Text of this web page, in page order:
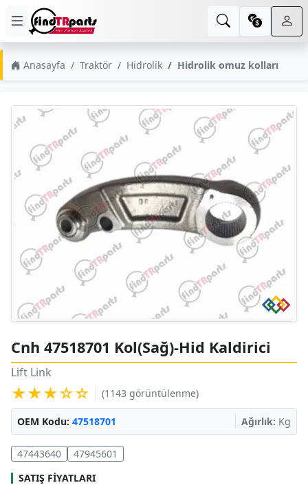
Anasayfa Traktör Hidrolik Hidrolik omuz kolları
Cnh 47518701 Kol(Sağ)-Hid Kaldirici
Lift Link
★★★☆☆ (1143 görüntülenme)
OEM Kodu: 47518701 Ağırlık: Kg
47443640
47945601
SATIŞ FIYATLARI